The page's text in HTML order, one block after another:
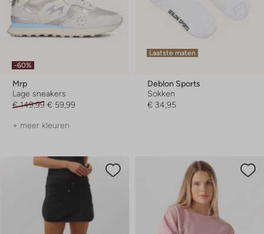
-60%
Mrp
Lage sneakers
€ 149,99 € 59,99
+ meer kleuren
Laatste maten
Deblon Sports
Sokken
€ 34,95